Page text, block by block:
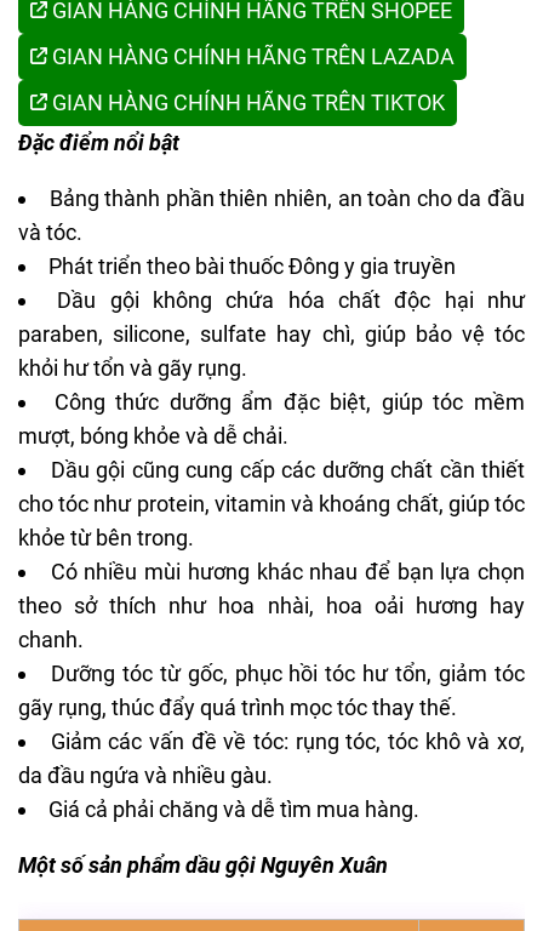
GIAN HÀNG CHÍNH HÃNG TRÊN SHOPEE
GIAN HÀNG CHÍNH HÃNG TRÊN LAZADA
GIAN HÀNG CHÍNH HÃNG TRÊN TIKTOK
Đặc điểm nổi bật
Bảng thành phần thiên nhiên, an toàn cho da đầu
và tóc.
Phát triển theo bài thuốc Đông y gia truyền
Dầu gội không chứa hóa chất độc hại như
paraben, silicone, sulfate hay chì, giúp bảo vệ tóc
khỏi hư tổn và gãy rụng.
Công thức dưỡng ẩm đặc biệt, giúp tóc mềm
mượt, bóng khỏe và dễ chải.
Dầu gội cũng cung cấp các dưỡng chất cần thiết
cho tóc như protein, vitamin và khoáng chất, giúp tóc
khỏe từ bên trong.
Có nhiều mùi hương khác nhau để bạn lựa chọn
theo sở thích như hoa nhài, hoa oải hương hay
chanh.
Dưỡng tóc từ gốc, phục hồi tóc hư tổn, giảm tóc
gãy rụng, thúc đẩy quá trình mọc tóc thay thế.
Giảm các vấn đề về tóc: rụng tóc, tóc khô và xơ,
da đầu ngứa và nhiều gàu.
Giá cả phải chăng và dễ tìm mua hàng.
Một số sản phẩm dầu gội Nguyên Xuân